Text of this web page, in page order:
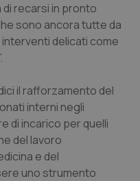
di recarsi in pronto
sono ancora tutte da
delicati come
il rafforzamento del
interni negli
di incarico per quelli
del lavoro
e del
uno strumento